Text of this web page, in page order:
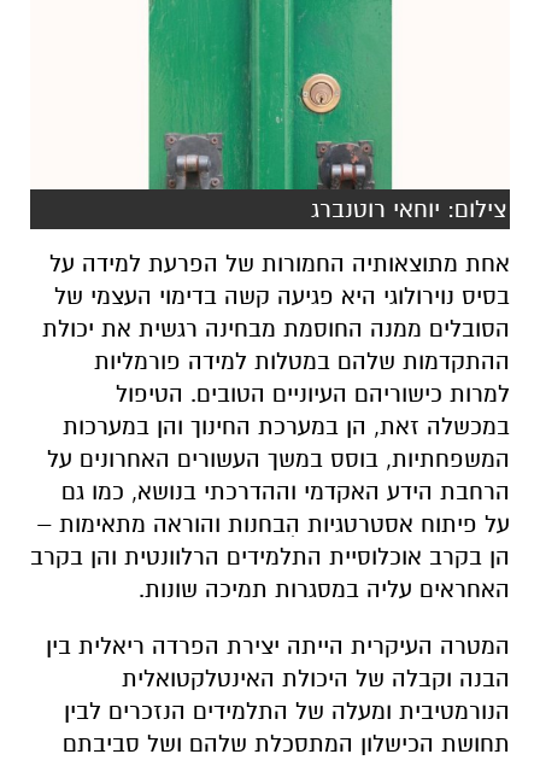
צילום: יוחאי רוטנברג
אחת מתוצאותיה החמורות של הפרעת למידה על
בסיס נוירולוגי היא פגיעה קשה בדימוי העצמי של
הסובלים ממנה החוסמת מבחינה רגשית את יכולת
ההתקדמות שלהם במטלות למידה פורמליות
למרות כישוריהם העיוניים הטובים. הטיפול
במכשלה זאת, הן במערכת החינוך והן במערכות
המשפחתיות, בוסס במשך העשורים האחרונים על
הרחבת הידע האקדמי וההדרכתי בנושא, כמו גם
על פיתוח אסטרטגיות הִבחנות והוראה מתאימות –
הן בקרב אוכלוסיית התלמידים הרלוונטית והן בקרב
האחראים עליה במסגרות תמיכה שונות.
המטרה העיקרית הייתה יצירת הפרדה ריאלית בין
הבנה וקבלה של היכולת האינטלקטואלית
הנורמטיבית ומעלה של התלמידים הנזכרים לבין
תחושת הכישלון המתסכלת שלהם ושל סביבתם